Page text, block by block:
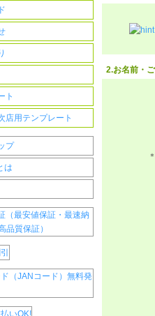
2.お名前・
ト
店用テンプレート
プ
は